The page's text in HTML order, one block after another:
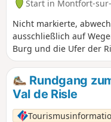
Start in Montfort-
Nicht markierte,
ausschließlich auf
Burg und die Ufer der
krönenden Abschluss
Vielfalt an
Tal von Claireau sowie
(bemerkenswerte
la Motte, Waschhaus
Rundgang
Val de Risle